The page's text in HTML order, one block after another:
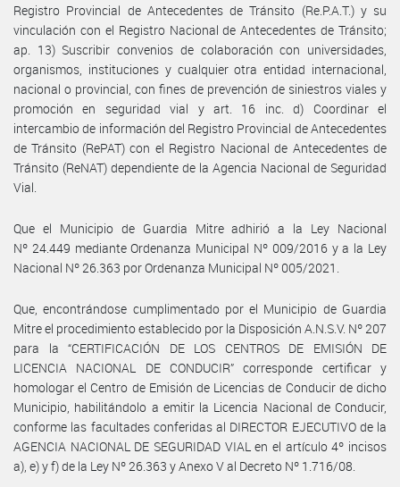
Registro Provincial de Antecedentes de Tránsito (Re.P.A.T.) y su
vinculación con el Registro Nacional de Antecedentes de Tránsito;
ap. 13) Suscribir convenios de colaboración con universidades,
organismos, instituciones y cualquier otra entidad internacional,
nacional o provincial, con fines de prevención de siniestros viales y
promoción en seguridad vial y art. 16 inc. d) Coordinar el
intercambio de información del Registro Provincial de Antecedentes
de Tránsito (RePAT) con el Registro Nacional de Antecedentes de
Tránsito (ReNAT) dependiente de la Agencia Nacional de Seguridad
Vial.
Que el Municipio de Guardia Mitre adhirió a la Ley Nacional
Nº 24.449 mediante Ordenanza Municipal Nº 009/2016 y a la Ley
Nacional Nº 26.363 por Ordenanza Municipal Nº 005/2021.
Que, encontrándose cumplimentado por el Municipio de Guardia
Mitre el procedimiento establecido por la Disposición A.N.S.V. Nº 207
para la “CERTIFICACIÓN DE LOS CENTROS DE EMISIÓN DE
LICENCIA NACIONAL DE CONDUCIR” corresponde certificar y
homologar el Centro de Emisión de Licencias de Conducir de dicho
Municipio, habilitándolo a emitir la Licencia Nacional de Conducir,
conforme las facultades conferidas al DIRECTOR EJECUTIVO de la
AGENCIA NACIONAL DE SEGURIDAD VIAL en el artículo 4º incisos
a), e) y f) de la Ley Nº 26.363 y Anexo V al Decreto Nº 1.716/08.